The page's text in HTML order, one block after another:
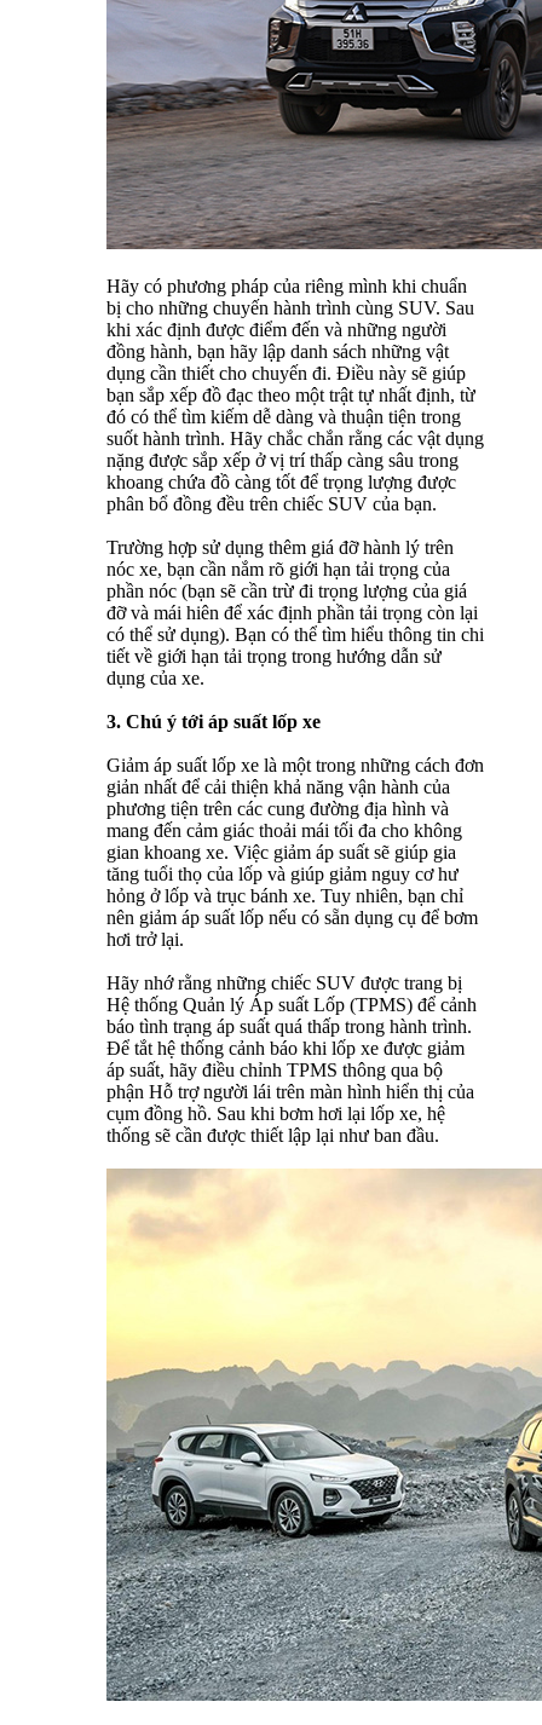
Hãy có phương pháp của riêng mình khi chuẩn
bị cho những chuyến hành trình cùng SUV. Sau
khi xác định được điểm đến và những người
đồng hành, bạn hãy lập danh sách những vật
dụng cần thiết cho chuyến đi. Điều này sẽ giúp
bạn sắp xếp đồ đạc theo một trật tự nhất định, từ
đó có thể tìm kiếm dễ dàng và thuận tiện trong
suốt hành trình. Hãy chắc chắn rằng các vật dụng
nặng được sắp xếp ở vị trí thấp càng sâu trong
khoang chứa đồ càng tốt để trọng lượng được
phân bổ đồng đều trên chiếc SUV của bạn.
Trường hợp sử dụng thêm giá đỡ hành lý trên
nóc xe, bạn cần nắm rõ giới hạn tải trọng của
phần nóc (bạn sẽ cần trừ đi trọng lượng của giá
đỡ và mái hiên để xác định phần tải trọng còn lại
có thể sử dụng). Bạn có thể tìm hiểu thông tin chi
tiết về giới hạn tải trọng trong hướng dẫn sử
dụng của xe.
3. Chú ý tới áp suất lốp xe
Giảm áp suất lốp xe là một trong những cách đơn
giản nhất để cải thiện khả năng vận hành của
phương tiện trên các cung đường địa hình và
mang đến cảm giác thoải mái tối đa cho không
gian khoang xe. Việc giảm áp suất sẽ giúp gia
tăng tuổi thọ của lốp và giúp giảm nguy cơ hư
hỏng ở lốp và trục bánh xe. Tuy nhiên, bạn chỉ
nên giảm áp suất lốp nếu có sẵn dụng cụ để bơm
hơi trở lại.
Hãy nhớ rằng những chiếc SUV được trang bị
Hệ thống Quản lý Áp suất Lốp (TPMS) để cảnh
báo tình trạng áp suất quá thấp trong hành trình.
Để tắt hệ thống cảnh báo khi lốp xe được giảm
áp suất, hãy điều chỉnh TPMS thông qua bộ
phận Hỗ trợ người lái trên màn hình hiển thị của
cụm đồng hồ. Sau khi bơm hơi lại lốp xe, hệ
thống sẽ cần được thiết lập lại như ban đầu.